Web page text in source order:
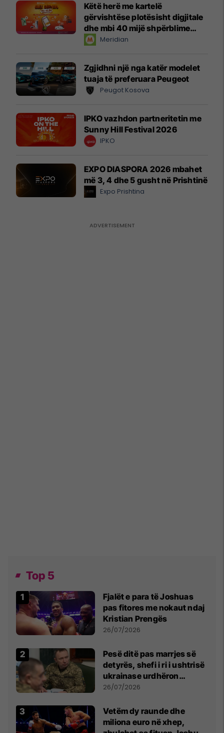
Këtë herë me kartelë
gërvishtëse plotësisht digjitale
dhe mbi 40 mijë shpërblime
instant!Meridian
Zgjidhni një nga katër modelet
tuaja të preferuara Peugeot
Peugot Kosova
IPKO vazhdon partneritetin me
Sunny Hill Festival 2026
IPKO
EXPO DIASPORA 2026 mbahet
më 3, 4 dhe 5 gusht në Prishtinë
Expo Prishtina
Top 5
Fjalët e para të Joshuas
pas fitores me nokaut ndaj
Kristian Prengës
26/07/2026
Pesë ditë pas marrjes së
detyrës, shefi i ri i ushtrisë
ukrainase urdhëron
kontroll të madh
26/07/2026
Vetëm dy raunde dhe
miliona euro në xhep,